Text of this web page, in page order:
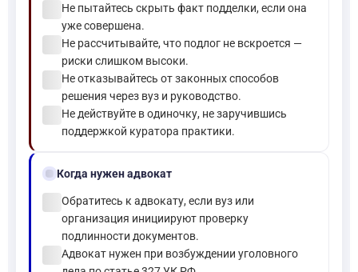
Не пытайтесь скрыть факт подделки, если она
уже совершена.
Не рассчитывайте, что подлог не вскроется —
риски слишком высоки.
Не отказывайтесь от законных способов
решения через вуз и руководство.
Не действуйте в одиночку, не заручившись
поддержкой куратора практики.
gavelКогда нужен адвокат
Обратитесь к адвокату, если вуз или
организация инициируют проверку
подлинности документов.
Адвокат нужен при возбуждении уголовного